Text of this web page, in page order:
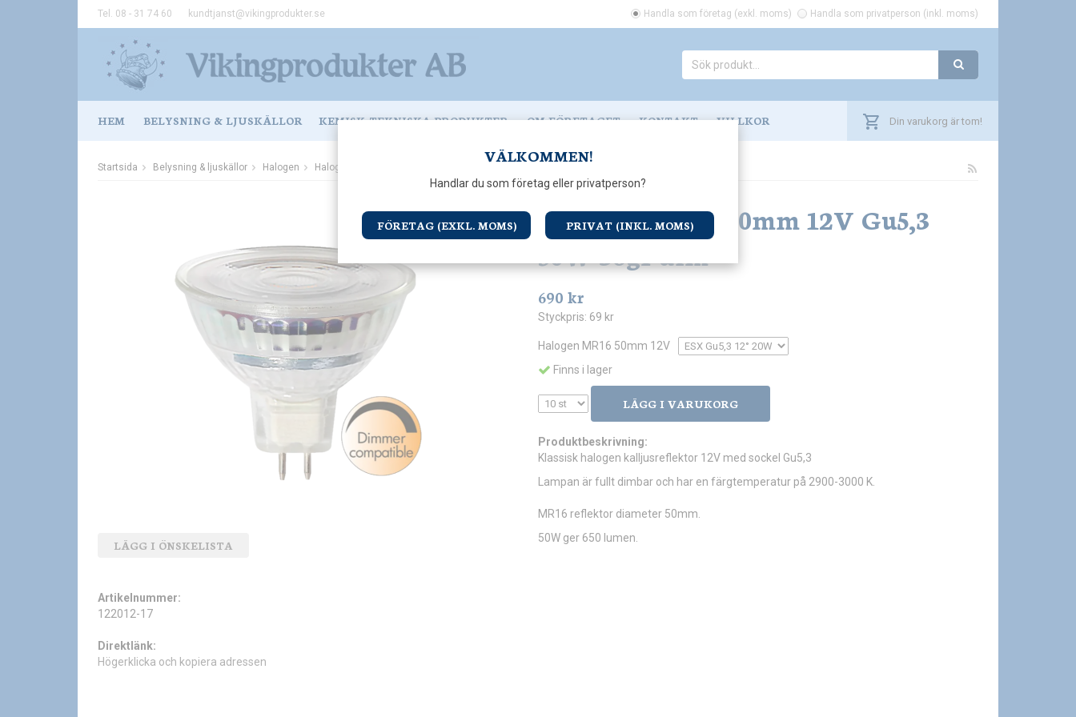
VÄLKOMMEN!
Handlar du som företag eller privatperson?
FÖRETAG (EXKL. MOMS) PRIVAT (INKL. MOMS)
Tel. 08 - 31 74 60 kundtjanst@vikingprodukter.se Handla som företag (exkl. moms) Handla som privatperson (inkl. moms)
HEM BELYSNING & LJUSKÄLLOR KEMISK-TEKNISKA PRODUKTER OM FÖRETAGET KONTAKT VILLKOR Din varukorg är tom!
Startsida Belysning & ljuskällor Halogen Halogen Lågvolt & Stifthalogen
Halogen MR16 50mm 12V Gu5,3
50W 36gr dim
690 kr
Styckpris: 69 kr
Halogen MR16 50mm 12V
Finns i lager
LÄGG I VARUKORG
Produktbeskrivning:
Klassisk halogen kalljusreflektor 12V med sockel Gu5,3
Lampan är fullt dimbar och har en färgtemperatur på 2900-3000 K.
MR16 reflektor diameter 50mm.
50W ger 650 lumen.
LÄGG I ÖNSKELISTA
Artikelnummer:
122012-17
Direktlänk:
Högerklicka och kopiera adressen